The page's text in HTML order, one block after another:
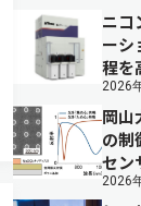
ニコ
ー
程を
2026
岡山
の
セン
2026